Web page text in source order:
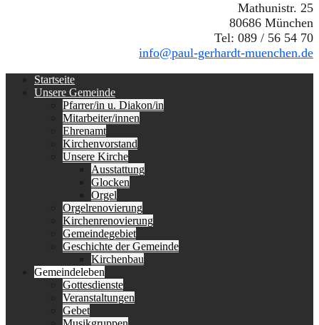
Mathunistr. 25
80686 München
Tel: 089 / 56 54 70
info@paul-gerhardt-muenchen.de
Erstes
Menü
Startseite
Unsere Gemeinde
Pfarrer/in u. Diakon/in
Mitarbeiter/innen
Ehrenamt
Kirchenvorstand
Unsere Kirche
Ausstattung
Glocken
Orgel
Orgelrenovierung
Kirchenrenovierung
Gemeindegebiet
Geschichte der Gemeinde
Kirchenbau
Gemeindeleben
Gottesdienste
Veranstaltungen
Gebet